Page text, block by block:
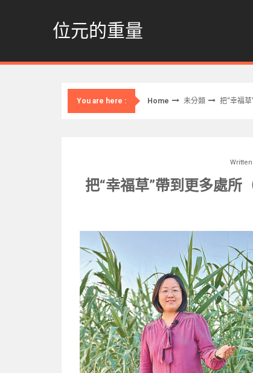
位元的重量
You are here : Home 未分類 把“幸福
把“幸福草”帶到更多處所